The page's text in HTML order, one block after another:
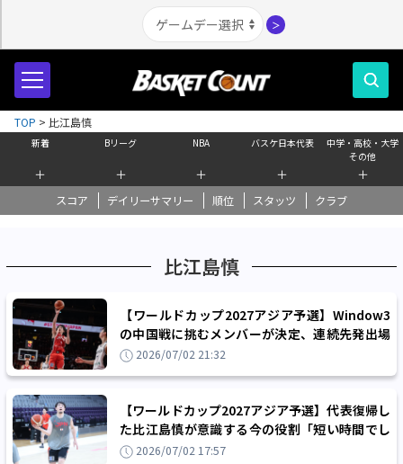
＞
新着
＋
Bリーグ
＋
NBA
＋
バスケ日本代表
＋
中学・高校・大学
その他
＋
スコア デイリーサマリー 順位 スタッツ クラブ
TOP > 比江島慎
比江島慎
【ワールドカップ2027アジア予選】Window3
の中国戦に挑むメンバーが決定、連続先発出場
中の齋藤を筆頭に主要メンバーが順当に選出
2026/07/02 21:32
【ワールドカップ2027アジア予選】代表復帰し
た比江島慎が意識する今の役割「短い時間でし
っかりとリズムを整えることができたら」
2026/07/02 17:57